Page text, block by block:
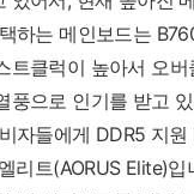
하는 메인보드는
트클럭이 높아서 오
풍으로 인기를 받고
자들에게 DDR5 지
리트(AORUS Elite)